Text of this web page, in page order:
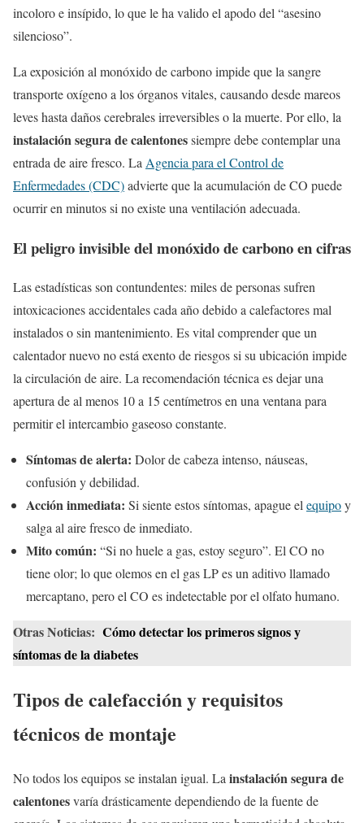
incoloro e insípido, lo que le ha valido el apodo del “asesino
silencioso”.
La exposición al monóxido de carbono impide que la sangre
transporte oxígeno a los órganos vitales, causando desde mareos
leves hasta daños cerebrales irreversibles o la muerte. Por ello, la
instalación segura de calentonessiempre debe contemplar una
entrada de aire fresco. La Agencia para el Control de
Enfermedades (CDC)advierte que la acumulación de CO puede
ocurrir en minutos si no existe una ventilación adecuada.
El peligro invisible del monóxido de carbono en cifras
Las estadísticas son contundentes: miles de personas sufren
intoxicaciones accidentales cada año debido a calefactores mal
instalados o sin mantenimiento. Es vital comprender que un
calentador nuevo no está exento de riesgos si su ubicación impide
la circulación de aire. La recomendación técnica es dejar una
apertura de al menos 10 a 15 centímetros en una ventana para
permitir el intercambio gaseoso constante.
Síntomas de alerta: Dolor de cabeza intenso, náuseas,
confusión y debilidad.
Acción inmediata: Si siente estos síntomas, apague elequipoy
salga al aire fresco de inmediato.
Mito común: “Si no huele a gas, estoy seguro”. El CO no
tiene olor; lo que olemos en el gas LP es un aditivo llamado
mercaptano, pero el CO es indetectable por el olfato humano.
Otras Noticias: Cómo detectar los primeros signos y
síntomas de la diabetes
Tipos de calefacción y requisitos
técnicos de montaje
No todos los equipos se instalan igual. Lainstalación segura de
calentonesvaría drásticamente dependiendo de la fuente de